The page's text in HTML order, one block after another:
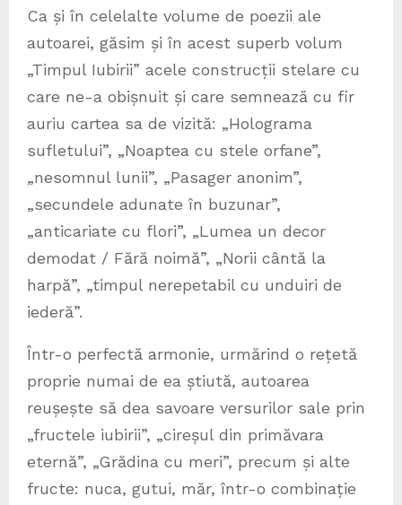
Ca și în celelalte volume de poezii ale
autoarei, găsim și în acest superb volum
„Timpul Iubirii” acele construcții stelare cu
care ne-a obișnuit și care semnează cu fir
auriu cartea sa de vizită: „Holograma
sufletului”, „Noaptea cu stele orfane”,
„nesomnul lunii”, „Pasager anonim”,
„secundele adunate în buzunar”,
„anticariate cu flori”, „Lumea un decor
demodat / Fără noimă”, „Norii cântă la
harpă”, „timpul nerepetabil cu unduiri de
iederă”.
Într-o perfectă armonie, urmărind o rețetă
proprie numai de ea știută, autoarea
reușește să dea savoare versurilor sale prin
„fructele iubirii”, „cireșul din primăvara
eternă”, „Grădina cu meri”, precum și alte
fructe: nuca, gutui, măr, într-o combinație